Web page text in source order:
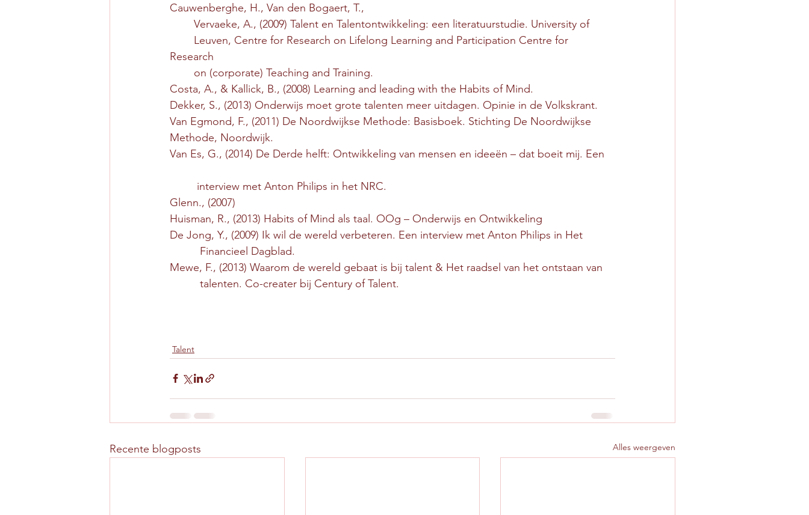
Cauwenberghe, H., Van den Bogaert, T.,
        Vervaeke, A., (2009) Talent en Talentontwikkeling: een literatuurstudie. University of
Research
        on (corporate) Teaching and Training.
Costa, A., & Kallick, B., (2008) Learning and leading with the Habits of Mind.
Dekker, S., (2013) Onderwijs moet grote talenten meer uitdagen. Opinie in de Volkskrant.
Van Egmond, F., (2011) De Noordwijkse Methode: Basisboek. Stichting De Noordwijkse
Methode, Noordwijk.
Van Es, G., (2014) De Derde helft: Ontwikkeling van mensen en ideeën – dat boeit mij. Een
         interview met Anton Philips in het NRC.
Glenn., (2007)
Huisman, R., (2013) Habits of Mind als taal. OOg – Onderwijs en Ontwikkeling
De Jong, Y., (2009) Ik wil de wereld verbeteren. Een interview met Anton Philips in Het
          Financieel Dagblad.
Mewe, F., (2013) Waarom de wereld gebaat is bij talent & Het raadsel van het ontstaan van
          talenten. Co-creater bij Century of Talent.
Talent
Recente blogposts Alles weergeven